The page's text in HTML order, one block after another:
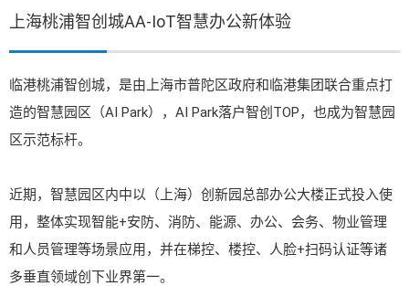
上海桃浦智创城AA-IoT智慧办公新体验
临港桃浦智创城，是由上海市普陀区政府和临港集团联合重点打
造的智慧园区（AI Park），AI Park落户智创TOP，也成为智慧园
区示范标杆。
近期，智慧园区内中以（上海）创新园总部办公大楼正式投入使
用，整体实现智能+安防、消防、能源、办公、会务、物业管理
和人员管理等场景应用，并在梯控、楼控、人脸+扫码认证等诸
多垂直领域创下业界第一。